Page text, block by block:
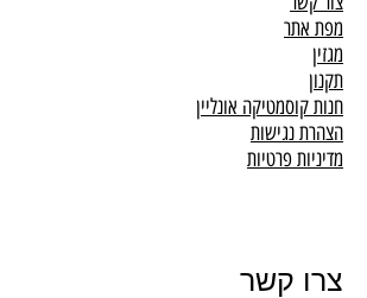
מפת אתר
מגזין
תקנון
חנות קוסמטיקה אונליין
הצהרת נגישות
מדיניות פרטיות
צרו קשר